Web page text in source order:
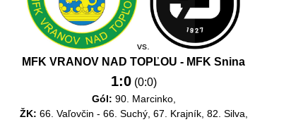
vs.
MFK VRANOV NAD TOPĽOU - MFK Snina
1:0 (0:0)
Gól: 90. Marcinko,
ŽK: 66. Vaľovčin - 66. Suchý, 67. Krajník, 82. Silva,